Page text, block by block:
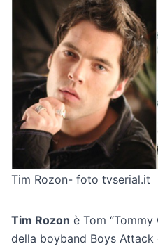
Tim Rozon- foto tvserial.it
Tim Rozon è Tom “Tommy
della boyband Boys